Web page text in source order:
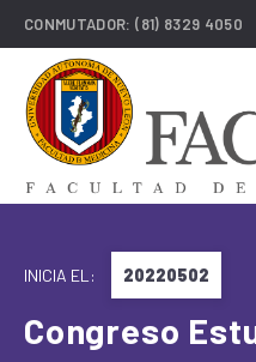
CONMUTADOR:(81) 8329 4050
INICIA EL: 20220502
Congreso